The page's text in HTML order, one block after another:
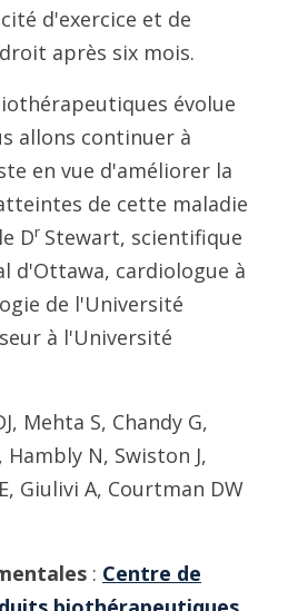
d'exercice et de
après six mois.
évolue
allons continuer à
en vue d'améliorer la
de cette maladie
Dr Stewart, scientifique
d'Ottawa, cardiologue à
de l'Université
à l'Université
Mehta S, Chandy G,
N, Swiston J,
Giulivi A, Courtman DW
: Centre de